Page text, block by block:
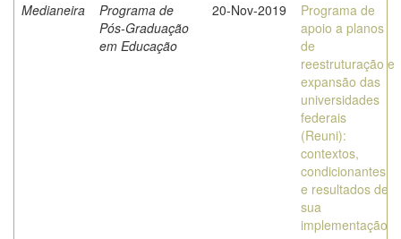
Medianeira
Programa de
Pós-Graduação
em Educação
20-Nov-2019
Programa de
apoio a planos
de
reestruturação e
expansão das
universidades
federais
(Reuni):
contextos,
condicionantes
e resultados de
sua
implementação